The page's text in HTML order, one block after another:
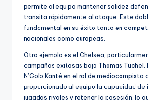
permite al equipo mantener solidez
transita rápidamente al ataque. Este
fundamental en su éxito tanto en
nacionales como europeas.
Otro ejemplo es el Chelsea,
campañas exitosas bajo Thomas Tuchel.
N’Golo Kanté en el rol de mediocampista
proporcionado al equipo la capacidad de
jugadas rivales y retener la posesión, lo